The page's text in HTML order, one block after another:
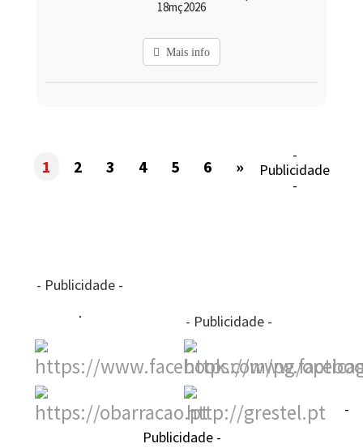
18mç2026
Mais info
1 2 3 4 5 6 »
-
Publicidade
-
- Publicidade -
- Publicidade -
-
Publicidade -